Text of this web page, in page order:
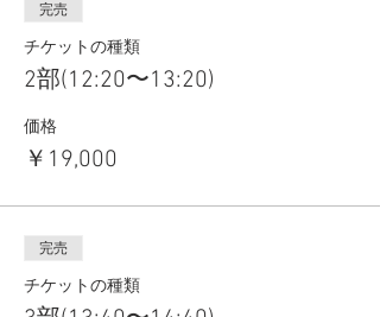
完売
チケットの種類
2部(12:20〜13:20)
価格
￥19,000
完売
チケットの種類